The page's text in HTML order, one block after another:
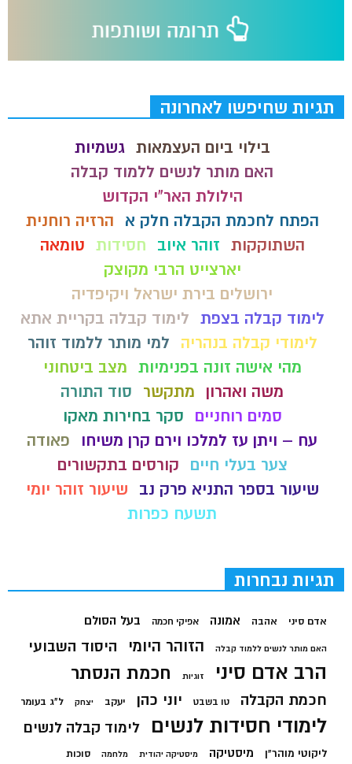
תגיות שחיפשו לאחרונה
בילוי ביום העצמאות גשמיות
האם מותר לנשים ללמוד קבלה
הילולת האר"י הקדוש
הפתח לחכמת הקבלה חלק א
הרזיה רוחנית
השתוקקות זוהר איוב חסידות טומאה
יארצייט הרבי מקוצק
ירושלים בירת ישראל ויקיפדיה
לימוד קבלה בצפת לימוד קבלה בקריית אתא
לימודי קבלה בנהריה
למי מותר ללמוד זוהר
מהי אישה זונה בפנימיות מצב ביטחוני
משה ואהרון
מתקשר
סוד התורה
סמים רוחניים
סקר בחירות מאקו
עח – ויתן עז למלכו וירם קרן משיחו
פאודה
צער בעלי חיים
קורסים בתקשורים
שיעור בספר התניא פרק נב
שיעור זוהר יומי
תשעח כפרות
תגיות נבחרות
אדם סיני אהבה אמונה אפיקי חכמה בעל הסולם
האם מותר לנשים ללמוד קבלה הזוהר היומי היסוד השבועי
הרב אדם סיני זוגיות חכמת הנסתר
חכמת הקבלה טו בשבט יוני כהן יעקב יצחק ל"ג בעומר
לימודי חסידות לנשים לימוד קבלה לנשים
ליקוטי מוהר"ן מיסטיקה מיסטיקה יהודית מלחמה סוכות